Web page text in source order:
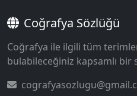
Coğrafya Sözlüğü
Coğrafya ile ilgili tüm
bulabileceğiniz kapsamlı